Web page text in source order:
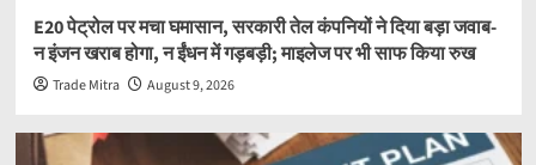
E20 पेट्रोल पर मचा घमासान, सरकारी तेल कंपनियों ने दिया बड़ा जवाब-
न इंजन खराब होगा, न ईंधन में गड़बड़ी; माइलेज पर भी साफ किया रुख
Trade Mitra August 9, 2026